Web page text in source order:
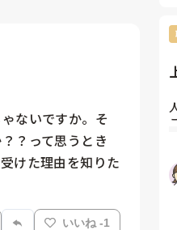
ないですか。そ
？って思うとき
けた理由を知りた
いいね -1